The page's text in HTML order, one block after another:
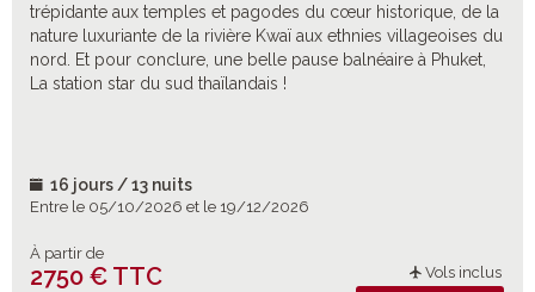
trépidante aux temples et pagodes du cœur historique, de la
nature luxuriante de la rivière Kwaï aux ethnies villageoises du
nord. Et pour conclure, une belle pause balnéaire à Phuket,
La station star du sud thaïlandais !
16 jours / 13 nuits
Entre le 05/10/2026 et le 19/12/2026
À partir de
2750 € TTC Vols inclus